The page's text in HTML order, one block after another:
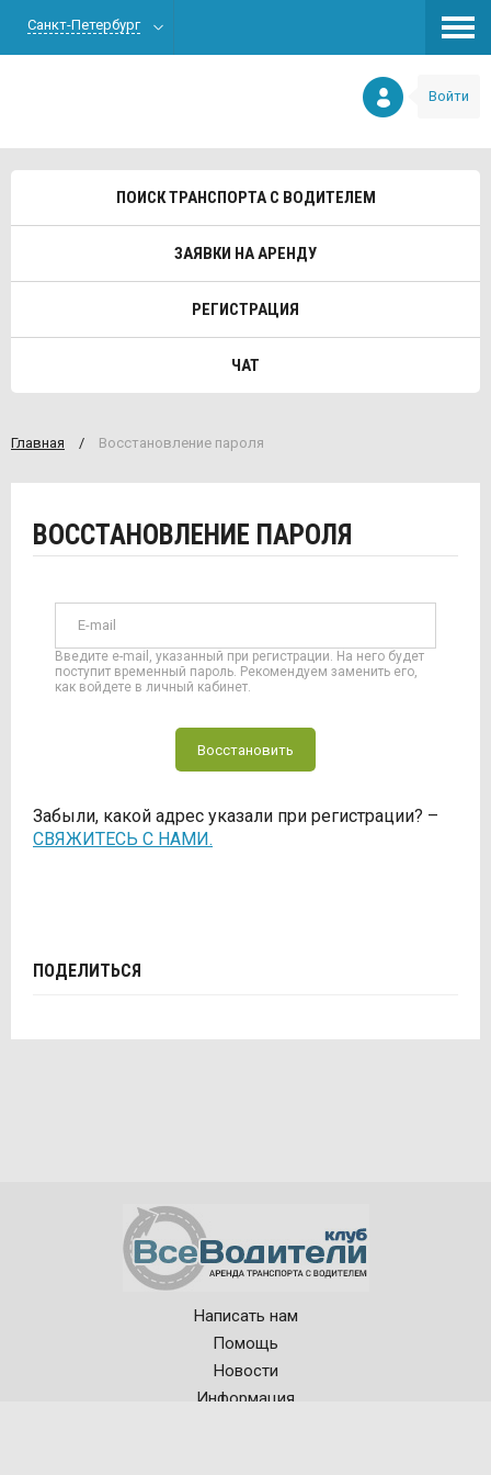
Санкт-Петербург
Войти
ПОИСК ТРАНСПОРТА С ВОДИТЕЛЕМ
ЗАЯВКИ НА АРЕНДУ
РЕГИСТРАЦИЯ
ЧАТ
Главная / Восстановление пароля
ВОССТАНОВЛЕНИЕ ПАРОЛЯ
E-mail
Введите e-mail, указанный при регистрации. На него будет
поступит временный пароль. Рекомендуем заменить его,
как войдете в личный кабинет.
Восстановить
Забыли, какой адрес указали при регистрации? –
СВЯЖИТЕСЬ С НАМИ.
ПОДЕЛИТЬСЯ
Рынок аренды автотранспорта
Написать нам
Помощь
Новости
Информация